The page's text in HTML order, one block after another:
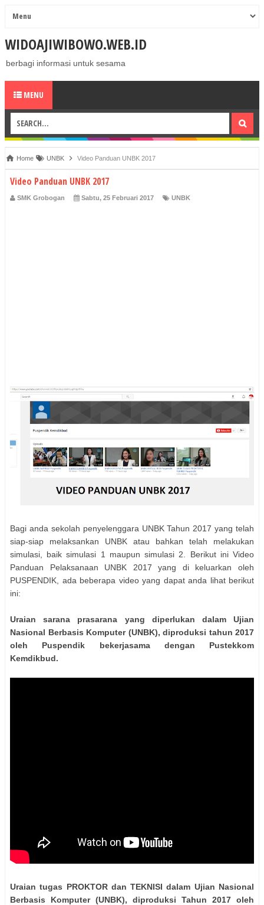
WIDOAJIWIBOWO.WEB.ID
berbagi informasi untuk sesama
MENU
Home UNBK Video Panduan UNBK 2017
Video Panduan UNBK 2017
SMK Grobogan Sabtu, 25 Februari 2017 UNBK
Bagi anda sekolah penyelenggara UNBK Tahun 2017 yang telah
siap-siap melaksankan UNBK atau bahkan telah melakukan
simulasi, baik simulasi 1 maupun simulasi 2. Berikut ini Video
Panduan Pelaksanaan UNBK 2017 yang di keluarkan oleh
PUSPENDIK, ada beberapa video yang dapat anda lihat berikut
ini:
Uraian sarana prasarana yang diperlukan dalam Ujian
Nasional Berbasis Komputer (UNBK), diproduksi tahun 2017
oleh Puspendik bekerjasama dengan Pustekkom
Kemdikbud.
Uraian tugas PROKTOR dan TEKNISI dalam Ujian Nasional
Berbasis Komputer (UNBK), diproduksi Tahun 2017 oleh